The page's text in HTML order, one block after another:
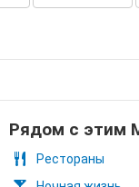
Рядом с этим
Рестораны